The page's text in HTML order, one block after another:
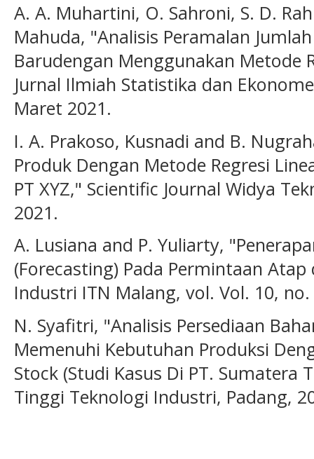
A. A. Muhartini, O. Sahroni, S. D.
Mahuda, "Analisis Peramalan
Barudengan Menggunakan Metode
Jurnal Ilmiah Statistika dan
Maret 2021.
I. A. Prakoso, Kusnadi and B.
Produk Dengan Metode Regresi
PT XYZ," Scientific Journal Widya
2021.
A. Lusiana and P. Yuliarty,
(Forecasting) Pada Permintaan Atap
Industri ITN Malang, vol. Vol. 10,
N. Syafitri, "Analisis Persediaan
Memenuhi Kebutuhan Produksi
Stock (Studi Kasus Di PT. Sumatera
Tinggi Teknologi Industri, Padang,